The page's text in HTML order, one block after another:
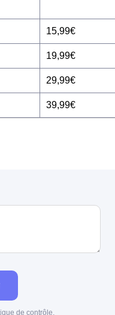
15,99€
19,99€
29,99€
39,99€
de contrôle,